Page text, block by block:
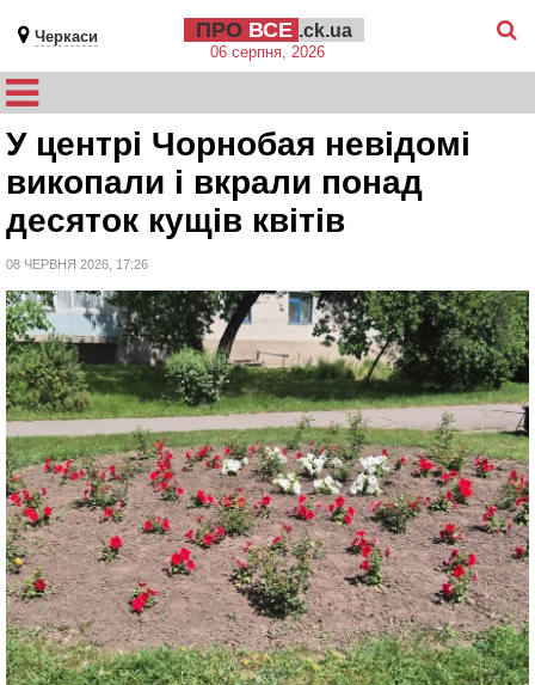
Черкаси ПРО ВСЕ .ck.ua
06 серпня, 2026
У центрі Чорнобая невідомі
викопали і вкрали понад
десяток кущів квітів
08 ЧЕРВНЯ 2026, 17:26